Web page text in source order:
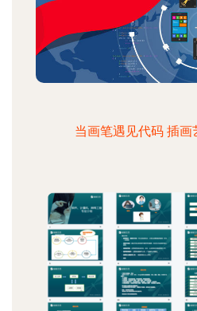
当画笔遇见代码 插画